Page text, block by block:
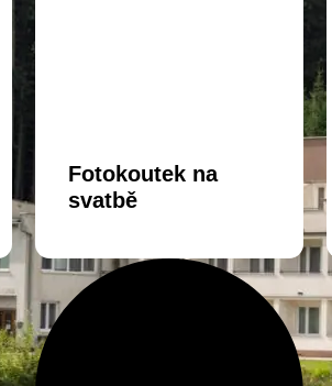
Fotokoutek na
svatbě